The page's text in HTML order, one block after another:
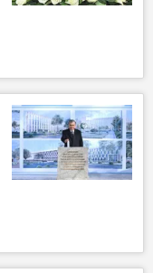
Душанбе